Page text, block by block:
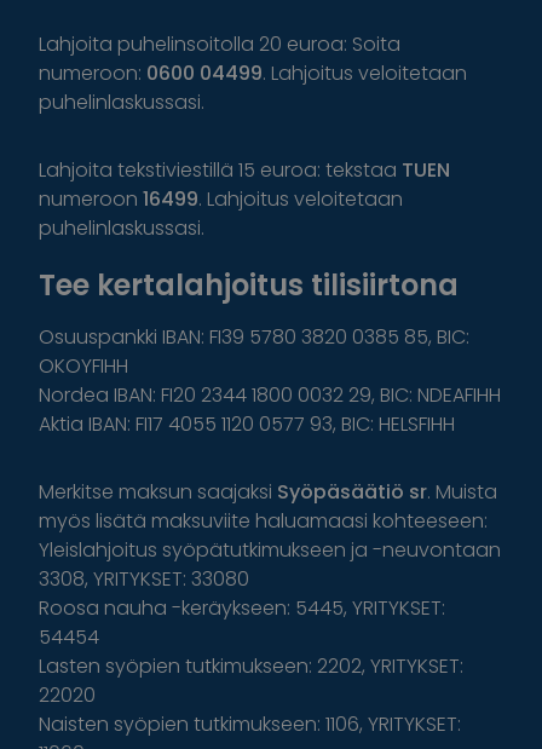
Lahjoita puhelinsoitolla 20 euroa: Soita
numeroon: 0600 04499. Lahjoitus veloitetaan
puhelinlaskussasi.
Lahjoita tekstiviestillä 15 euroa: tekstaa TUEN
numeroon 16499. Lahjoitus veloitetaan
puhelinlaskussasi.
Tee kertalahjoitus tilisiirtona
Osuuspankki IBAN: FI39 5780 3820 0385 85, BIC:
OKOYFIHH
Nordea IBAN: FI20 2344 1800 0032 29, BIC: NDEAFIHH
Aktia IBAN: FI17 4055 1120 0577 93, BIC: HELSFIHH
Merkitse maksun saajaksi Syöpäsäätiö sr. Muista
myös lisätä maksuviite haluamaasi kohteeseen:
Yleislahjoitus syöpätutkimukseen ja -neuvontaan
3308, YRITYKSET: 33080
Roosa nauha -keräykseen: 5445, YRITYKSET:
54454
Lasten syöpien tutkimukseen: 2202, YRITYKSET:
22020
Naisten syöpien tutkimukseen: 1106, YRITYKSET: